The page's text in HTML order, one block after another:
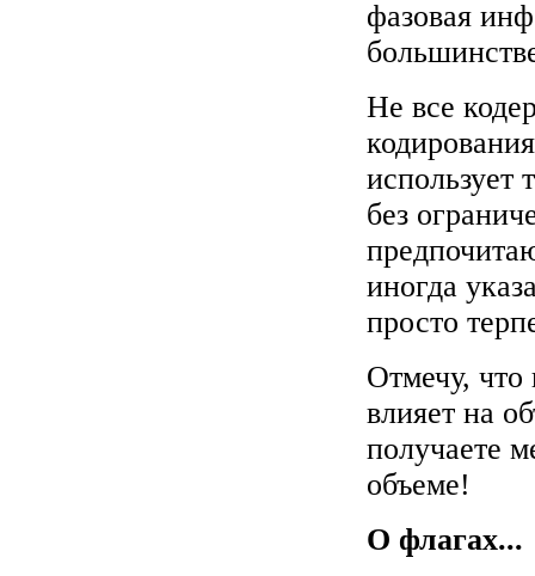
фазовая
Не все
использует
без
иногда
просто
Отмечу, что
влияет на
получаете
объеме!
О флагах...